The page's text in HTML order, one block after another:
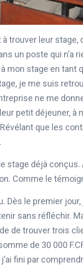
trouver leur stage,
un poste qui n’a
mon stage en tant
je me suis
ne me
petit déjeuner, à
que les
déjà conçus.
Comme le
Dès le premier
sans réfléchir.
de trouver trois
de 30 000
fini par